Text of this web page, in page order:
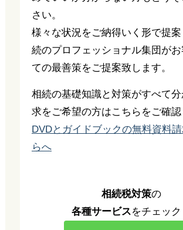
さい。
様々な状況をご納得いく形で提
続のプロフェッショナル集団が
ての最善策をご提案致します。
相続の基礎知識と対策がすべて
求をご希望の方はこちらをご確認
DVDとガイドブックの無料資料
らへ
相続税対策の
各種サービスをチェック